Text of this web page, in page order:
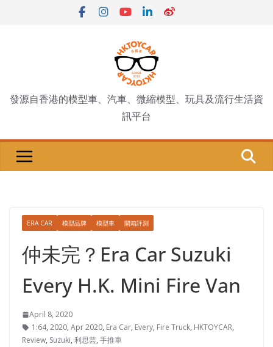
發源自香港的模型車、汽車、微縮模型、玩具及流行生活資
訊平台
ERA CAR 模型品牌 模型車 開箱評測
仲未完？Era Car Suzuki
Every H.K. Mini Fire Van
April 8, 2020
1:64, 2020, Apr 2020, Era Car, Every, Fire Truck, HKTOYCAR,
Review, Suzuki, 利思芸, 手推車